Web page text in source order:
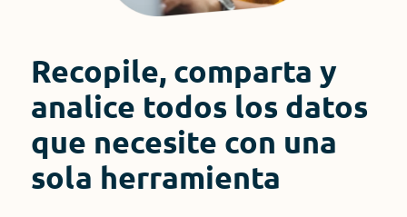
Recopile, comparta y
analice todos los datos
que necesite con una
sola herramienta